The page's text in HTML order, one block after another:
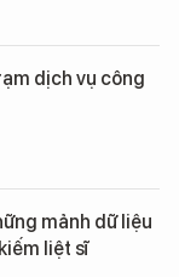
dịch vụ công
mảnh dữ liệu
liệt sĩ